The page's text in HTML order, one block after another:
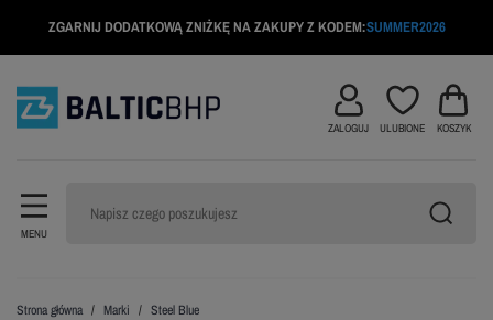
ZGARNIJ DODATKOWĄ ZNIŻKĘ NA ZAKUPY Z KODEM:SUMMER2026
MENU
ZALOGUJ ULUBIONE KOSZYK
Strona główna Marki Steel Blue